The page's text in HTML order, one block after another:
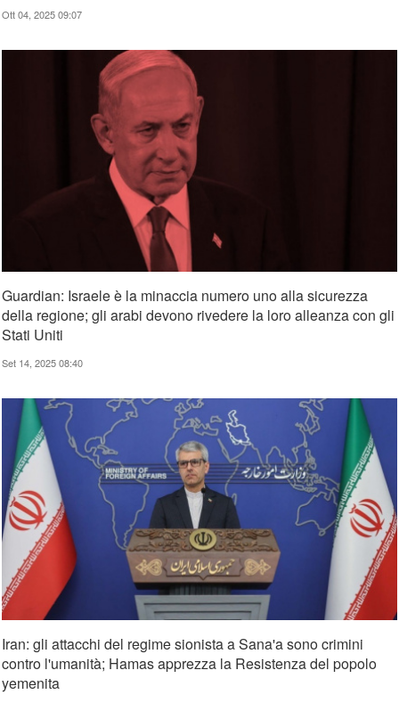
Ott 04, 2025 09:07
Guardian: Israele è la minaccia numero uno alla sicurezza
della regione; gli arabi devono rivedere la loro alleanza con gli
Stati Uniti
Set 14, 2025 08:40
Iran: gli attacchi del regime sionista a Sana'a sono crimini
contro l'umanità; Hamas apprezza la Resistenza del popolo
yemenita